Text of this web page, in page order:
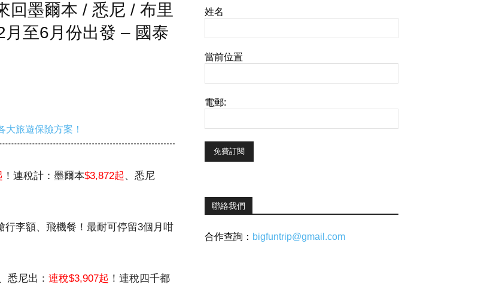
回墨爾本 / 悉尼 / 布里
至6月份出發 – 國泰
旅遊保險方案！
！連稅計：墨爾本$3,872起、悉尼
李額、飛機餐！最耐可停留3個月咁
悉尼出： 連稅$3,907起 ！連稅四千都
姓名
當前位置
電郵:
聯絡我們
合作查詢： bigfuntrip@gmail.com